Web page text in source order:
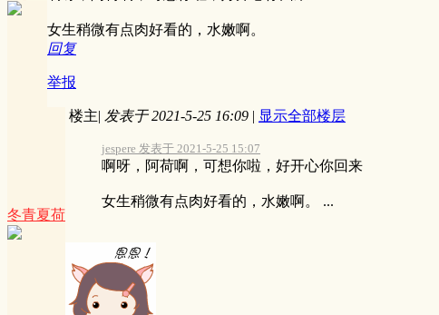
女生稍微有点肉好看的，水嫩啊。
回复
举报
冬青夏荷
楼主| 发表于 2021-5-25 16:09 | 显示全部楼层
jespere 发表于 2021-5-25 15:07
啊呀，阿荷啊，可想你啦，好开心你回来
女生稍微有点肉好看的，水嫩啊。 ...